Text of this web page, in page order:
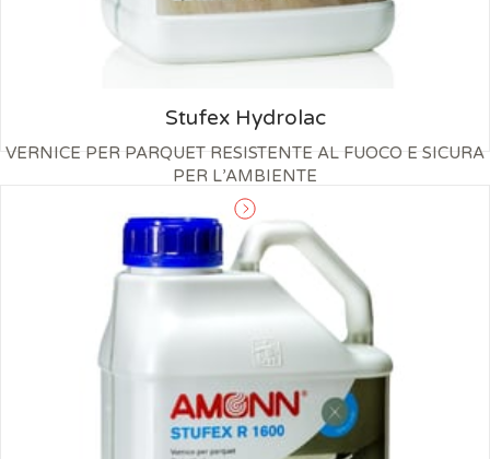
Stufex Hydrolac
VERNICE PER PARQUET RESISTENTE AL FUOCO E SICURA
PER L’AMBIENTE